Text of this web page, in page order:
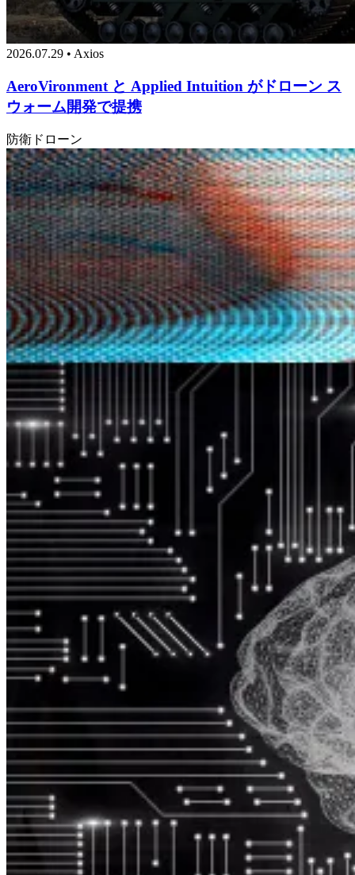
2026.07.29 • Axios
AeroVironment と Applied Intuition がドローン ス
ウォーム開発で提携
防衛 ドローン